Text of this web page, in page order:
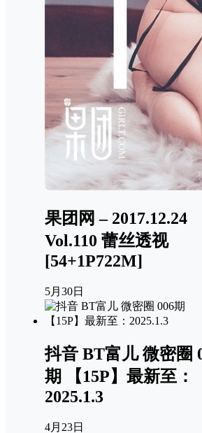
果团网 – 2017.12.24
Vol.110 蕾丝透视
[54+1P722M]
5月30日
抖音 BT富儿 微密圈
期 【15P】最新至：
2025.1.3
4月23日